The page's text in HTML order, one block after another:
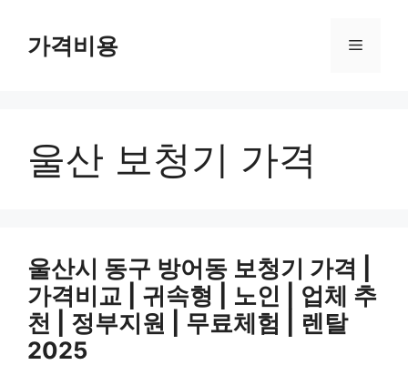
가격비용 메
울산 보청기 가격
울산시 동구 방어동 보청기 가격 |
가격비교 | 귀속형 | 노인 | 업체 추
천 | 정부지원 | 무료체험 | 렌탈
2025